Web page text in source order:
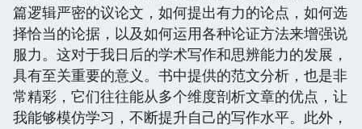
篇逻辑严密的议论文，如何提出有力的论点，如何选
择恰当的论据，以及如何运用各种论证方法来增强说
服力。这对于我日后的学术写作和思辨能力的发展，
具有至关重要的意义。书中提供的范文分析，也是非
常精彩，它们往往能从多个维度剖析文章的优点，让
我能够模仿学习，不断提升自己的写作水平。此外，